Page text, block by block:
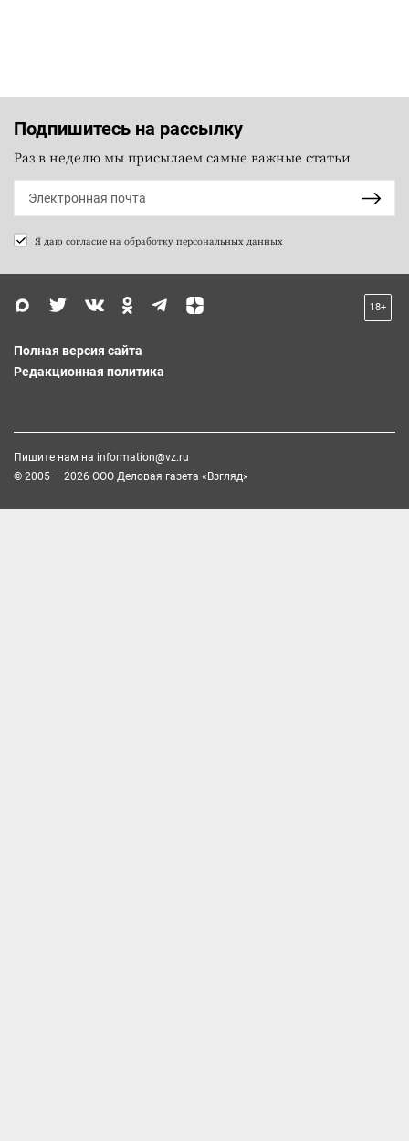
Подпишитесь на рассылку
Раз в неделю мы присылаем самые важные статьи
Я даю согласие на обработку персональных данных
18+
Полная версия сайта
Редакционная политика
Пишите нам на information@vz.ru
© 2005 — 2026 ООО Деловая газета «Взгляд»